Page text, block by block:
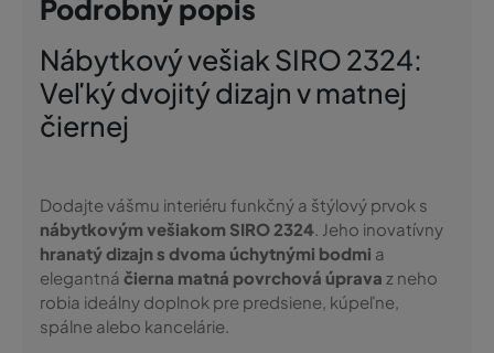
Podrobný popis
Nábytkový vešiak SIRO 2324:
Veľký dvojitý dizajn v matnej
čiernej
Dodajte vášmu interiéru funkčný a štýlový prvok s
nábytkovým vešiakom SIRO 2324. Jeho inovatívny
hranatý dizajn s dvoma úchytnými bodmi a
elegantná čierna matná povrchová úprava z neho
robia ideálny doplnok pre predsiene, kúpeľne,
spálne alebo kancelárie.